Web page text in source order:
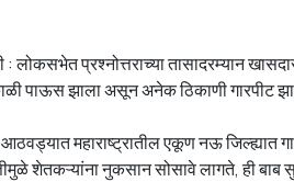
: लोकसभेत प्रश्नोत्तराच्या तासादरम्यान
पाऊस झाला असून अनेक ठिकाणी गारपीट
आठवड्यात महाराष्ट्रातील एकूण नऊ
शेतकऱ्यांना नुकसान सोसावे लागते, ही बाब